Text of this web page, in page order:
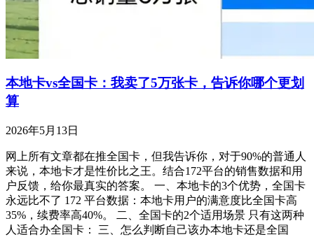
本地卡vs全国卡：我卖了5万张卡，告诉你哪个更划
算
2026年5月13日
网上所有文章都在推全国卡，但我告诉你，对于90%的普通人
来说，本地卡才是性价比之王。结合172平台的销售数据和用
户反馈，给你最真实的答案。 一、本地卡的3个优势，全国卡
永远比不了 172 平台数据：本地卡用户的满意度比全国卡高
35%，续费率高40%。 二、全国卡的2个适用场景 只有这两种
人适合办全国卡： 三、怎么判断自己该办本地卡还是全国